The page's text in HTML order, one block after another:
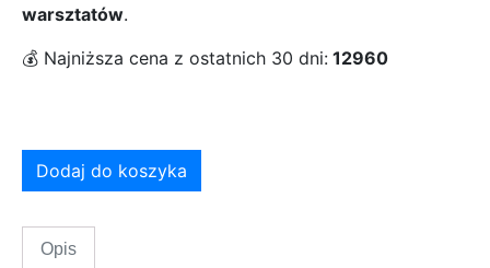
warsztatów.
💰 Najniższa cena z ostatnich 30 dni: 12960
Dodaj do koszyka
Opis